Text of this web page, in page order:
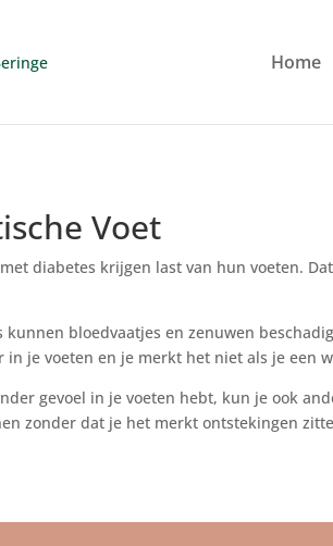
Home
Voet
diabetes krijgen last van hun voeten.
kunnen bloedvaatjes en zenuwen
in je voeten en je merkt het niet als je een
gevoel in je voeten hebt, kun je ook
zonder dat je het merkt ontstekingen